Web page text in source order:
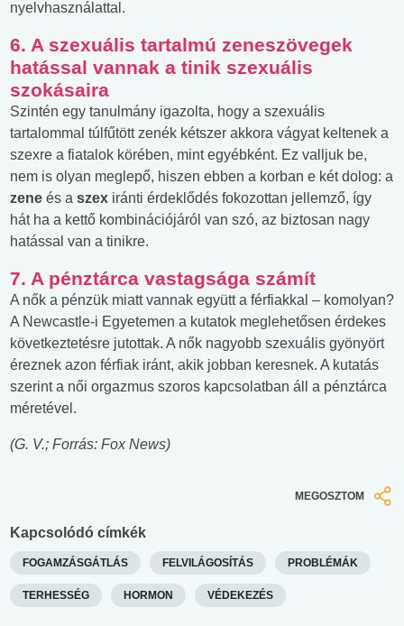
nyelvhasználattal.
6. A szexuális tartalmú zeneszövegek
hatással vannak a tinik szexuális
szokásaira
Szintén egy tanulmány igazolta, hogy a szexuális
tartalommal túlfűtött zenék kétszer akkora vágyat keltenek a
szexre a fiatalok körében, mint egyébként. Ez valljuk be,
nem is olyan meglepő, hiszen ebben a korban e két dolog: a
zene és a szex iránti érdeklődés fokozottan jellemző, így
hát ha a kettő kombinációjáról van szó, az biztosan nagy
hatással van a tinikre.
7. A pénztárca vastagsága számít
A nők a pénzük miatt vannak együtt a férfiakkal – komolyan?
A Newcastle-i Egyetemen a kutatok meglehetősen érdekes
következtetésre jutottak. A nők nagyobb szexuális gyönyört
éreznek azon férfiak iránt, akik jobban keresnek. A kutatás
szerint a női orgazmus szoros kapcsolatban áll a pénztárca
méretével.
(G. V.; Forrás: Fox News)
MEGOSZTOM
Kapcsolódó címkék
FOGAMZÁSGÁTLÁS FELVILÁGOSÍTÁS PROBLÉMÁK
TERHESSÉG HORMON VÉDEKEZÉS